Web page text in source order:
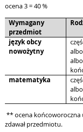
ocena 3 = 40 %
Wymagany
przedmiot
język obcy
nowożytny
matematyka
** ocena końcoworoczna
zdawał przedmiotu.